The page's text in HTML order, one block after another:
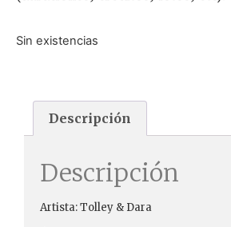
Sin existencias
Descripción
Descripción
Artista: Tolley & Dara